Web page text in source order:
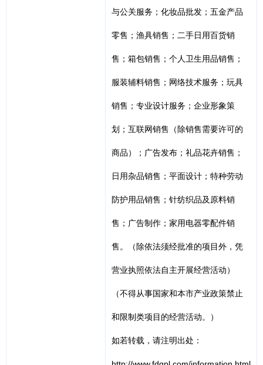
与公关服务；化妆品批发；五金产品
零售；渔具销售；二手日用百货销
售；箱包销售；个人卫生用品销售；
服装辅料销售；网络技术服务；玩具
销售；专业设计服务；企业形象策
划；互联网销售（除销售需要许可的
商品）；广告发布；礼品花卉销售；
日用杂品销售；平面设计；特种劳动
防护用品销售；针纺织品及原料销
售；广告制作；家用电器零配件销
售。（除依法须经批准的项目外，凭
营业执照依法自主开展经营活动）
（不得从事国家和本市产业政策禁止
和限制类项目的经营活动。）
如若转载，请注明出处：